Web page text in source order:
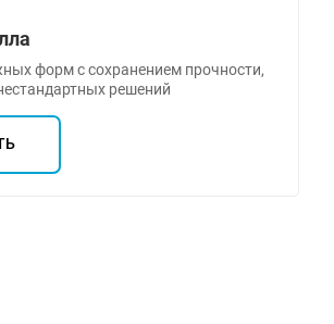
форм с сохранением прочности,
решений